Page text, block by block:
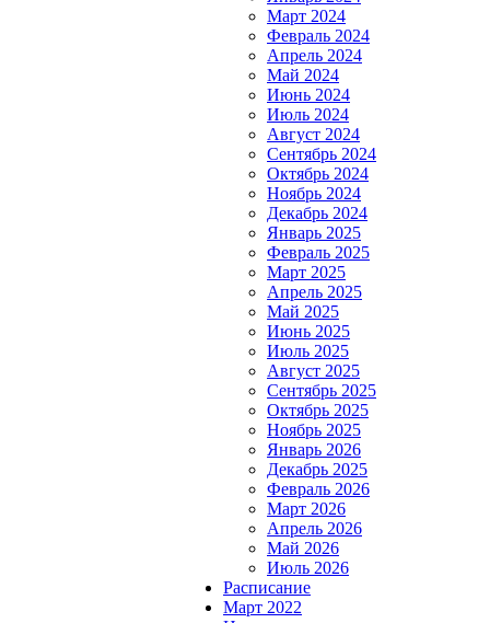
Март 2024
Февраль 2024
Апрель 2024
Май 2024
Июнь 2024
Июль 2024
Август 2024
Сентябрь 2024
Октябрь 2024
Ноябрь 2024
Декабрь 2024
Январь 2025
Февраль 2025
Март 2025
Апрель 2025
Май 2025
Июнь 2025
Июль 2025
Август 2025
Сентябрь 2025
Октябрь 2025
Ноябрь 2025
Январь 2026
Декабрь 2025
Февраль 2026
Март 2026
Апрель 2026
Май 2026
Июль 2026
Расписание
Март 2022